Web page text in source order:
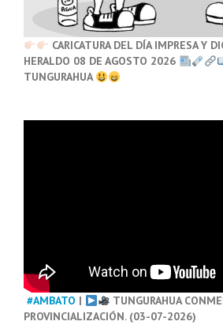
CARICATURA DEL DÍA IMPRESA Y
HERALDO 08 DE AGOSTO 2026
TUNGURAHUA
#AMBATO |
TUNGURAHUA
PROVINCIALIZACIÓN. (03-07-2026)